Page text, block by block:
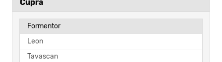
Cupra
Formentor
Leon
Tavascan